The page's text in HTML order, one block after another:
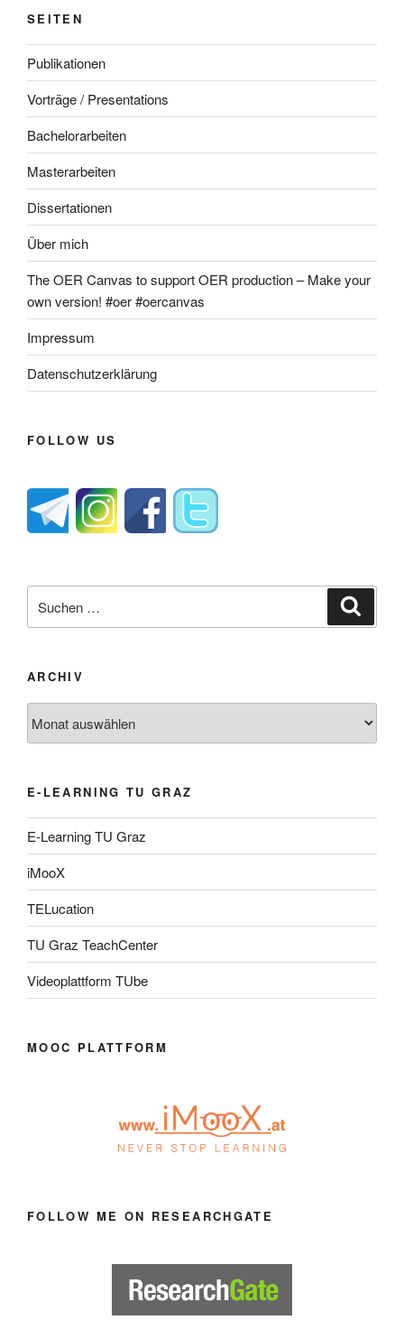
SEITEN
Publikationen
Vorträge / Presentations
Bachelorarbeiten
Masterarbeiten
Dissertationen
Über mich
The OER Canvas to support OER production – Make your
own version! #oer #oercanvas
Impressum
Datenschutzerklärung
FOLLOW US
nach:
ARCHIV
E-LEARNING TU GRAZ
E-Learning TU Graz
iMooX
TELucation
TU Graz TeachCenter
Videoplattform TUbe
MOOC PLATTFORM
FOLLOW ME ON RESEARCHGATE